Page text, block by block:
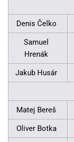
Denis Čelko
Samuel
Hrenák
Jakub Husár
Matej Bereš
Oliver Botka